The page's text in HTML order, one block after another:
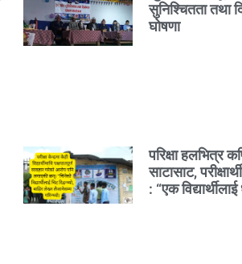
सुनिश्चितता तथा
घोषणा
परिक्षा हलभित्र
साटासाट,
: “एक